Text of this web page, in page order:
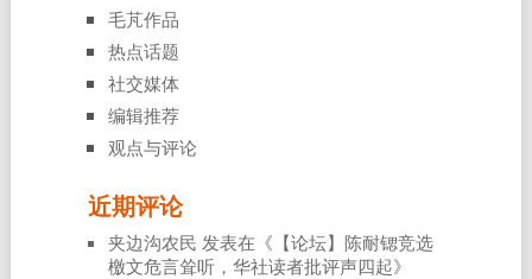
毛芃作品
热点话题
社交媒体
编辑推荐
观点与评论
近期评论
夹边沟农民 发表在《 【论坛】陈耐锶竞选
檄文危言耸听，华社读者批评声四起》